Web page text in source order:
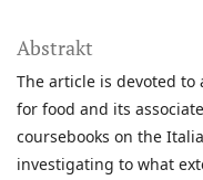
Abstrakt
The article is devoted
for food and its
coursebooks on the
investigating to what